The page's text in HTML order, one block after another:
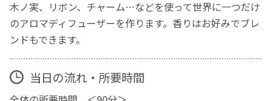
木ノ実、リボン、チャーム…などを使って世界に一つだけ
のアロマディフューザーを作ります。香りはお好みでブレ
ンドもできます。
当日の流れ・所要時間